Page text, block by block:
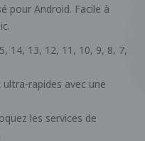
pour Android. Facile à
14, 13, 12, 11, 10, 9, 8, 7,
rapides avec une
les services de